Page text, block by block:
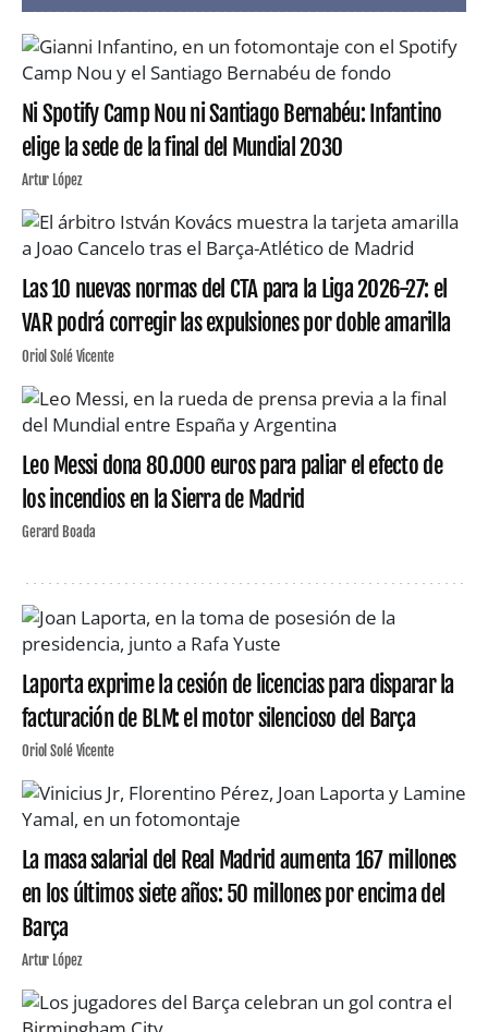
Ni Spotify Camp Nou ni Santiago Bernabéu: Infantino
elige la sede de la final del Mundial 2030
Artur López
Las 10 nuevas normas del CTA para la Liga 2026-27: el
VAR podrá corregir las expulsiones por doble amarilla
Oriol Solé Vicente
Leo Messi dona 80.000 euros para paliar el efecto de
los incendios en la Sierra de Madrid
Gerard Boada
Laporta exprime la cesión de licencias para disparar la
facturación de BLM: el motor silencioso del Barça
Oriol Solé Vicente
La masa salarial del Real Madrid aumenta 167 millones
en los últimos siete años: 50 millones por encima del
Barça
Artur López